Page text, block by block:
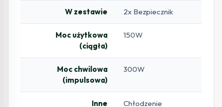
W zestawie 2x Bezpiecznik
Moc użytkowa
(ciągła)
150W
Moc chwilowa
(impulsowa)
300W
Inne
Chłodzenie